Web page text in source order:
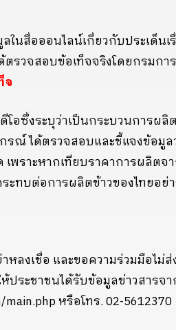
นสื่อออนไลน์เกี่ยวกับประเด็นเ
รวจสอบข้อเท็จจริงโดยกรมก
จ
อซึ่งระบุว่าเป็นกระบวนการผ
รณ์ ได้ตรวจสอบและชี้แจงข้อมู
เพราะหากเทียบราคาการผลิต
ะทบต่อการผลิตข้าวของไทยอย่
หลงเชื่อ และขอความร่วมมือไ
ประชาชนได้รับข้อมูลข่าวสาร
หรือโทร. 02-5612370